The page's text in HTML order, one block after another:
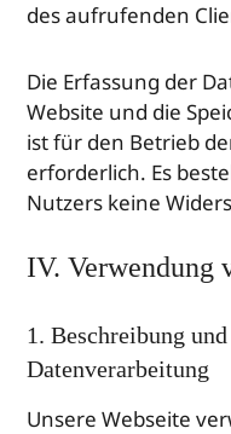
des aufrufenden
Die Erfassung der
Website und die
ist für den Betrieb
erforderlich. Es
Nutzers keine
IV. Verwendung
1. Beschreibung
Datenverarbeitung
Unsere Webseite